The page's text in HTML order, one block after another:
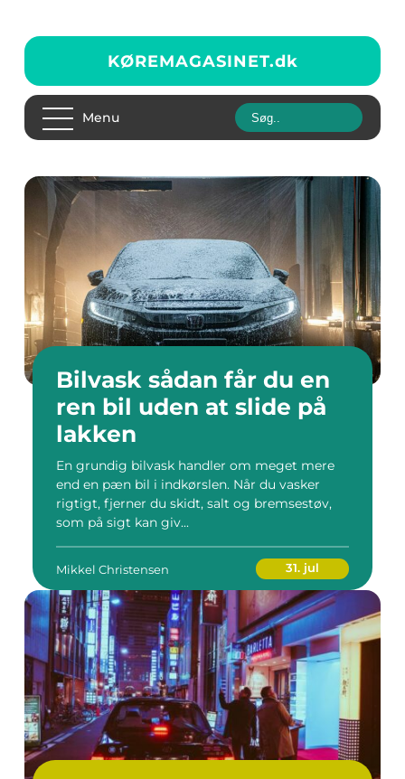
KØREMAGASINET.dk
Menu
Bilvask sådan får du en
ren bil uden at slide på
lakken
En grundig bilvask handler om meget mere
end en pæn bil i indkørslen. Når du vasker
rigtigt, fjerner du skidt, salt og bremsestøv,
som på sigt kan giv...
Mikkel Christensen 31. jul